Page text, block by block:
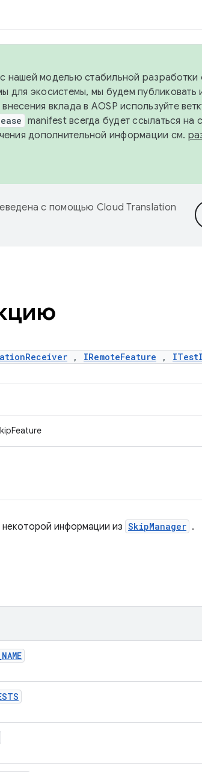
нашей моделью стабильной разработки
для экосистемы, мы будем публиковать
вклада в AOSP используйте
manifest всегда будет ссылаться на
дополнительной информации см.
с помощью Cloud Translation
, IRemoteFeature ,
информации из SkipManager .
NAME